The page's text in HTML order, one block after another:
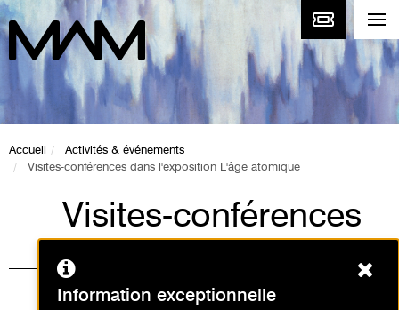
Accueil
Activités & événements
Visites-conférences dans l'exposition L'âge atomique
Visites-conférences
dans l'exposition
L'âge atomique
Information exceptionnelle